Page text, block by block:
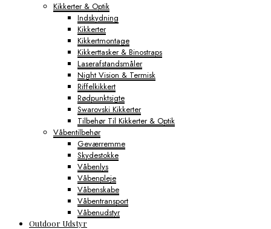
Kikkerter & Optik
Indskydning
Kikkerter
Kikkertmontage
Kikkerttasker & Binostraps
Laserafstandsmåler
Night Vision & Termisk
Riffelkikkert
Rødpunktsigte
Swarovski Kikkerter
Tilbehør Til Kikkerter & Optik
Våbentilbehør
Geværremme
Skydestokke
Våbenlys
Våbenpleje
Våbenskabe
Våbentransport
Våbenudstyr
Outdoor Udstyr